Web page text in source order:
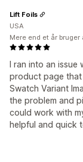
I ran into an
product page
Swatch Variant
the problem and
could work with
helpful and quick
Lift Foils
USA
Mere end et år bruger